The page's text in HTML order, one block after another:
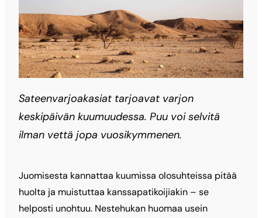
Sateenvarjoakasiat tarjoavat varjon
keskipäivän kuumuudessa. Puu voi selvitä
ilman vettä jopa vuosikymmenen.
Juomisesta kannattaa kuumissa olosuhteissa pitää
huolta ja muistuttaa kanssapatikoijiakin – se
helposti unohtuu. Nestehukan huomaa usein